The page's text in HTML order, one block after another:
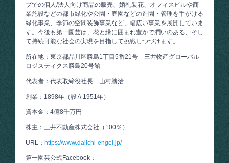
プでの個人/法人向け商品の販売、婚礼装花、オフィスビルや商
業施設などの都市緑化や公園・庭園などの造園・管理を手がける
緑化事業、季節の空間装飾事業など、幅広い事業を展開していま
す。今後も第一園芸は、花と緑に囲まれ豊かで潤いのある、そし
て持続可能な社会の実現を目指して挑戦しつづけます。
所在地：東京都品川区勝島1丁目5番21号 三井物産グローバル
ロジスティクス勝島20号館
代表者：代表取締役社長 山村勝治
創業：1898年（設立1951年）
資本金：4億8千万円
株主：三井不動産株式会社（100％）
URL： https://www.daiichi-engei.jp/
第一園芸公式Facebook：